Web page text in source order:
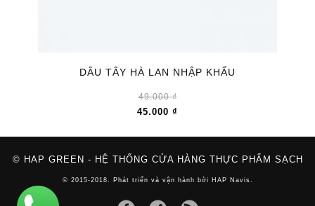
DÂU TÂY HÀ LAN NHẬP KHẨU
49.000₫
45.000 ₫
© HAP GREEN - HỆ THỐNG CỬA HÀNG THỰC PHẨM SẠCH
© 2015-2018. Phát triển và vận hành bởi HAP Navis.